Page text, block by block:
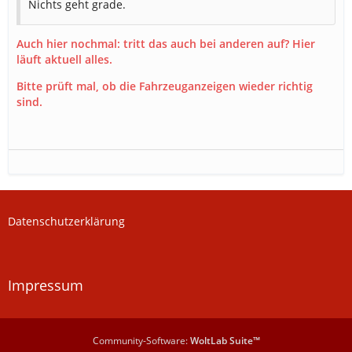
Nichts geht grade.
Auch hier nochmal: tritt das auch bei anderen auf? Hier
läuft aktuell alles.
Bitte prüft mal, ob die Fahrzeuganzeigen wieder richtig
sind.
Datenschutzerklärung
Impressum
Community-Software:WoltLab Suite™